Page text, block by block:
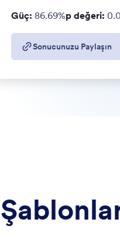
Güç: 86.69%p değeri:
Sonucunuzu Paylaşın